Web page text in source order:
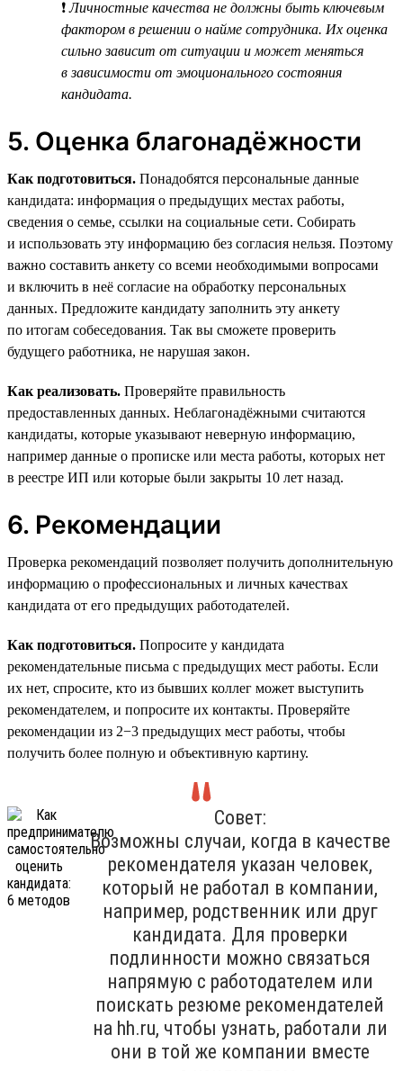
❗Личностные качества не должны быть ключевым
фактором в решении о найме сотрудника. Их оценка
сильно зависит от ситуации и может меняться
в зависимости от эмоционального состояния
кандидата.
5. Оценка благонадёжности
Как подготовиться. Понадобятся персональные данные
кандидата: информация о предыдущих местах работы,
сведения о семье, ссылки на социальные сети. Собирать
и использовать эту информацию без согласия нельзя. Поэтому
важно составить анкету со всеми необходимыми вопросами
и включить в неё согласие на обработку персональных
данных. Предложите кандидату заполнить эту анкету
по итогам собеседования. Так вы сможете проверить
будущего работника, не нарушая закон.
Как реализовать. Проверяйте правильность
предоставленных данных. Неблагонадёжными считаются
кандидаты, которые указывают неверную информацию,
например данные о прописке или места работы, которых нет
в реестре ИП или которые были закрыты 10 лет назад.
6. Рекомендации
Проверка рекомендаций позволяет получить дополнительную
информацию о профессиональных и личных качествах
кандидата от его предыдущих работодателей.
Как подготовиться. Попросите у кандидата
рекомендательные письма с предыдущих мест работы. Если
их нет, спросите, кто из бывших коллег может выступить
рекомендателем, и попросите их контакты. Проверяйте
рекомендации из 2−3 предыдущих мест работы, чтобы
получить более полную и объективную картину.
Совет:
Возможны случаи, когда в качестве
рекомендателя указан человек,
который не работал в компании,
например, родственник или друг
кандидата. Для проверки
подлинности можно связаться
напрямую с работодателем или
поискать резюме рекомендателей
на hh.ru, чтобы узнать, работали ли
они в той же компании вместе